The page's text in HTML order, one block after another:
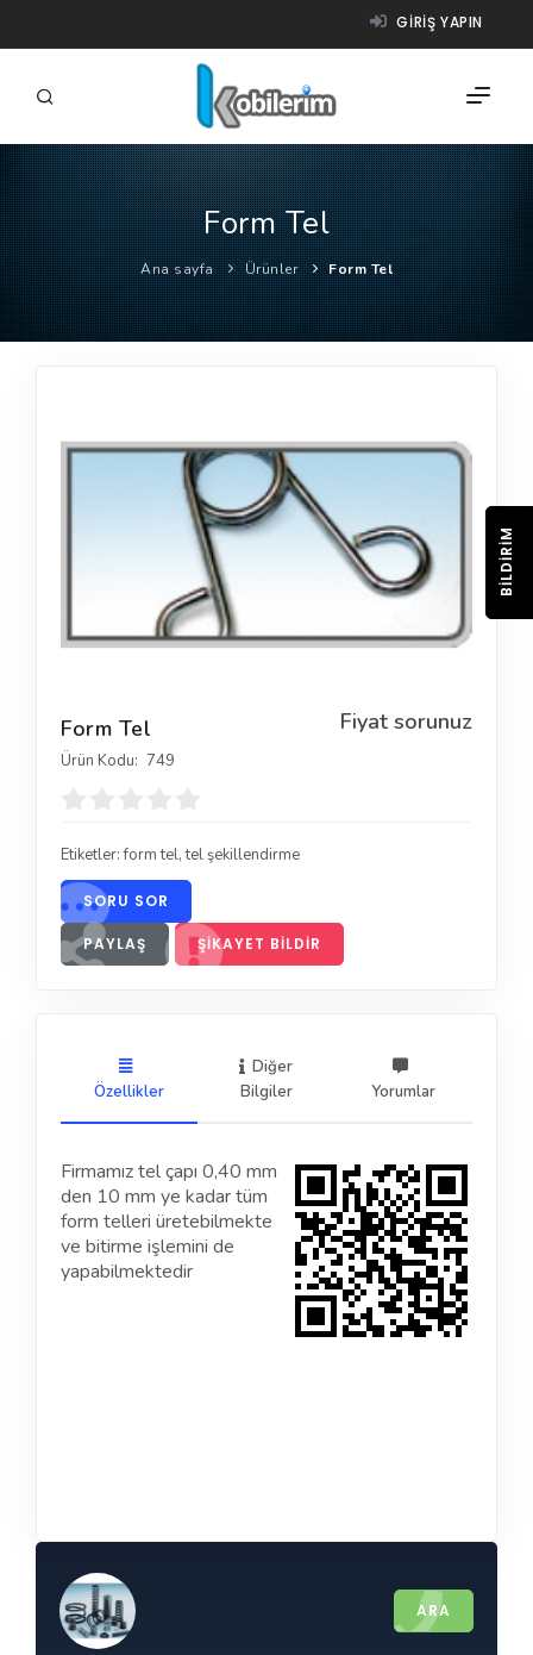
GIRIŞ YAPIN
FIRMALAR
ÜRÜNLER
NASIL ÇALIŞIR?
Form Tel
Ana sayfa Ürünler Form Tel
Fiyat sorunuz
Form Tel
Ürün Kodu: 749
Etiketler:form tel,tel şekillendirme
SORU SOR
PAYLAŞ ŞIKAYET BILDIR
Özellikler
Diğer
Bilgiler
Yorumlar
Firmamız tel çapı 0,40 mm
den 10 mm ye kadar tüm
form telleri üretebilmekte
ve bitirme işlemini de
yapabilmektedir
ARA
BILDIRIM